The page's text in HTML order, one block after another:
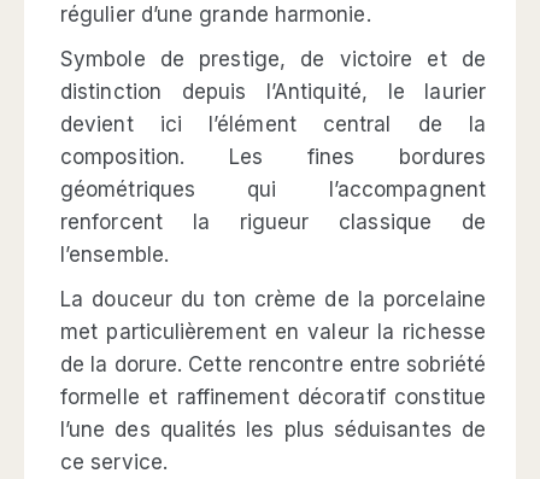
régulier d’une grande harmonie.
Symbole de prestige, de victoire et de
distinction depuis l’Antiquité, le laurier
devient ici l’élément central de la
composition. Les fines bordures
géométriques qui l’accompagnent
renforcent la rigueur classique de
l’ensemble.
La douceur du ton crème de la porcelaine
met particulièrement en valeur la richesse
de la dorure. Cette rencontre entre sobriété
formelle et raffinement décoratif constitue
l’une des qualités les plus séduisantes de
ce service.